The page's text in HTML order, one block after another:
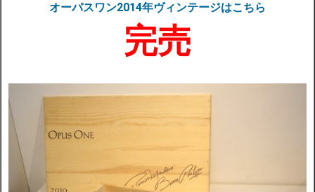
オーパスワン2014年ヴィンテージはこちら
完売